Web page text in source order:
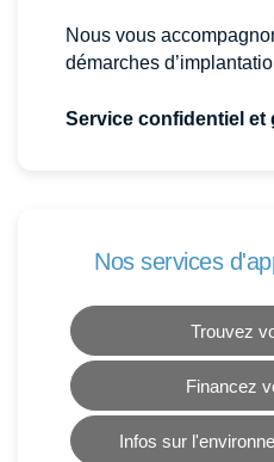
Nous vous
démarches
Service confidentiel et
Nos services
Trouvez
Financez
Infos sur